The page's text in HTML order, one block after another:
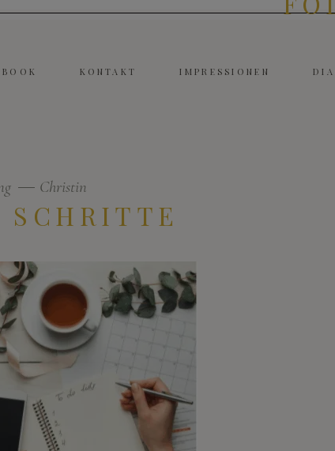
KONTAKT IMPRESSIONEN
Christin
SCHRITTE